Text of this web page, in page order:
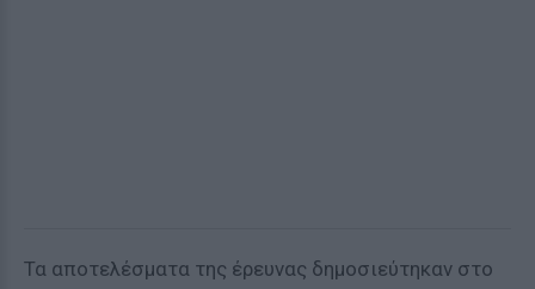
Τα αποτελέσματα της έρευνας δημοσιεύτηκαν στο